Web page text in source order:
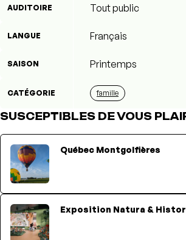
AUDITOIRE Tout public
LANGUE Français
SAISON Printemps
CATÉGORIE famille
SUSCEPTIBLES DE VOUS
Québec Montgolfières
Exposition Natura &